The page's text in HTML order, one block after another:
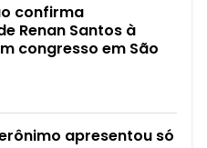
confirma
Renan Santos à
congresso em São
apresentou só